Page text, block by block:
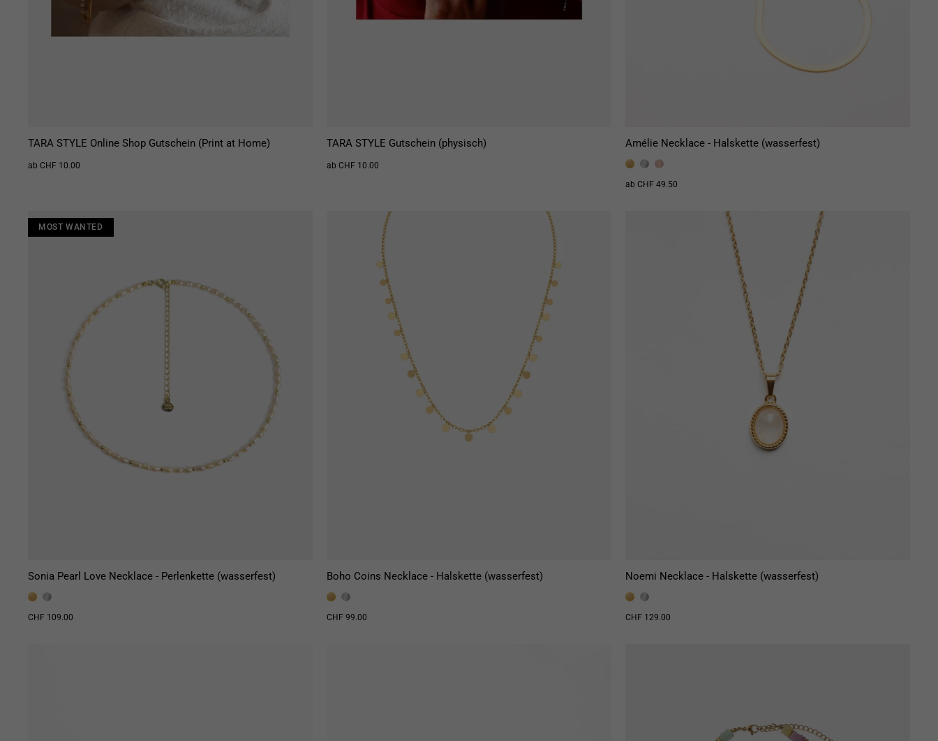
TARA STYLE Online Shop Gutschein (Print at Home)
ab CHF 10.00
TARA STYLE Gutschein (physisch)
ab CHF 10.00
Amélie Necklace - Halskette (wasserfest)
ab CHF 49.50
MOST WANTED
MOST WANTED MOST WANTED
Sonia Pearl Love Necklace - Perlenkette (wasserfest)
CHF 109.00
Boho Coins Necklace - Halskette (wasserfest)
CHF 99.00
Noemi Necklace - Halskette (wasserfest)
CHF 129.00